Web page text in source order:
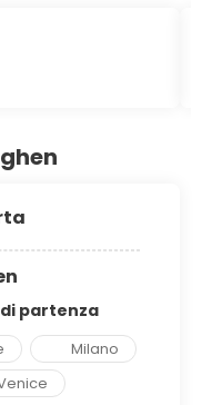
partenza
Milano